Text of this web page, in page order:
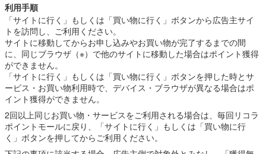
利用手順
「サイトに行く」もしくは「買い物に行く」ボタンから広告主サイ
トを訪問し、ご利用ください。
サイトに移動してからお申し込みやお買い物が完了するまでの間
に、同じブラウザ（※）で他のサイトに移動した場合はポイント獲得
ができません。
「サイトに行く」もしくは「買い物に行く」ボタンを押した時とサ
ービス・お買い物利用時で、デバイス・ブラウザが異なる場合はポ
イント獲得ができません。
2回以上同じお買い物・サービスをご利用される場合は、毎回リコラ
ポイントモールに戻り、「サイトに行く」もしくは「買い物に行
く」ボタンを押してからご利用ください。